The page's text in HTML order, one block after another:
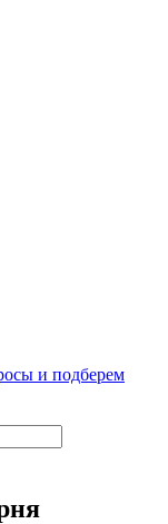
и подберем